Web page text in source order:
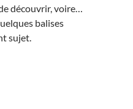
découvrir, voire…
balises
sujet.